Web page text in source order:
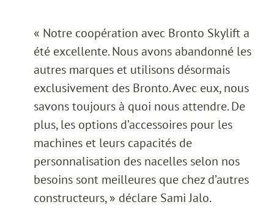
« Notre coopération avec Bronto Skylift a
été excellente. Nous avons abandonné les
autres marques et utilisons désormais
exclusivement des Bronto. Avec eux, nous
savons toujours à quoi nous attendre. De
plus, les options d’accessoires pour les
machines et leurs capacités de
personnalisation des nacelles selon nos
besoins sont meilleures que chez d’autres
constructeurs, » déclare Sami Jalo.